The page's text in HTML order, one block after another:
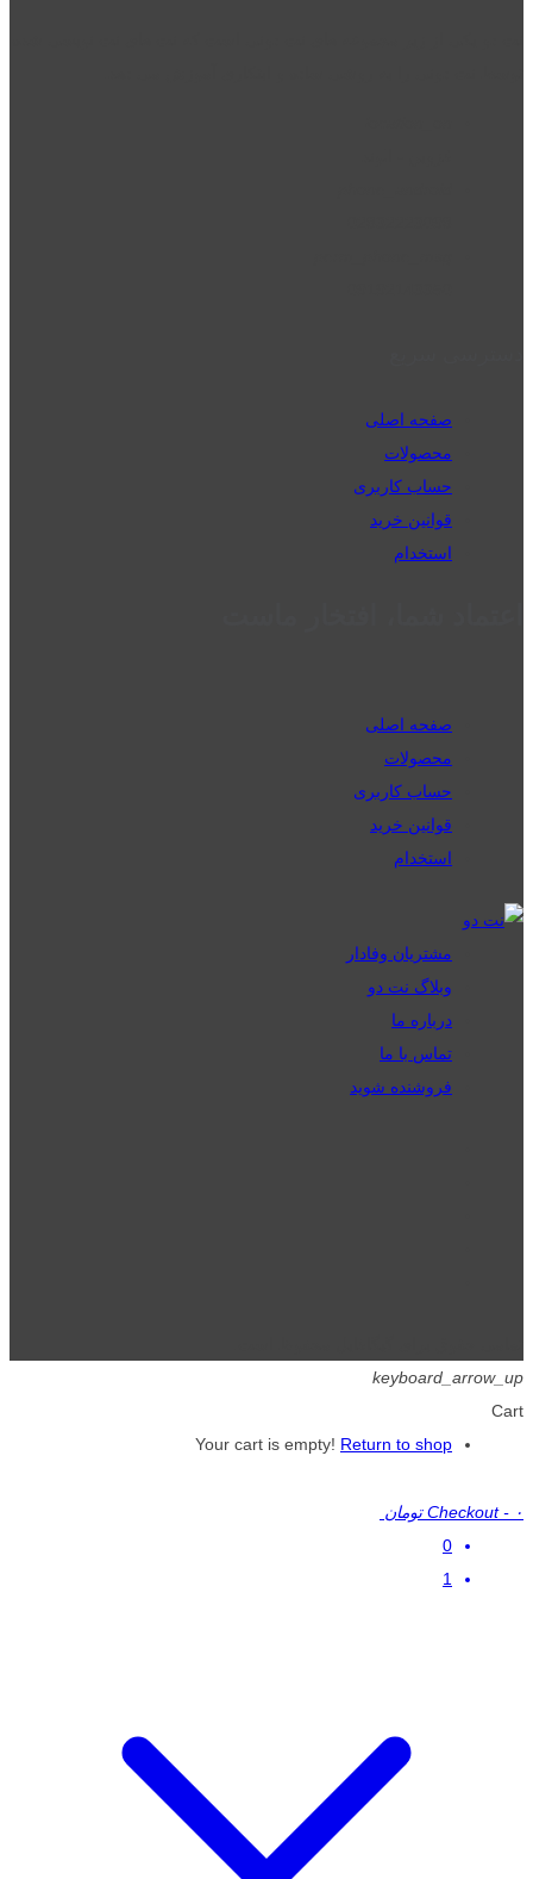
صفحه اصلی
محصولات
حساب کاربری
قوانین خرید
استخدام
صفحه اصلی
محصولات
حساب کاربری
قوانین خرید
استخدام
مشتریان وفادار
وبلاگ نت دو
درباره ما
تماس با ما
فروشنده شوید
keyboard_arrow_up
Cart
Your cart is empty! Return to shop
Checkout - ۰ تومان
0
1